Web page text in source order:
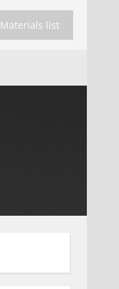
Materials list